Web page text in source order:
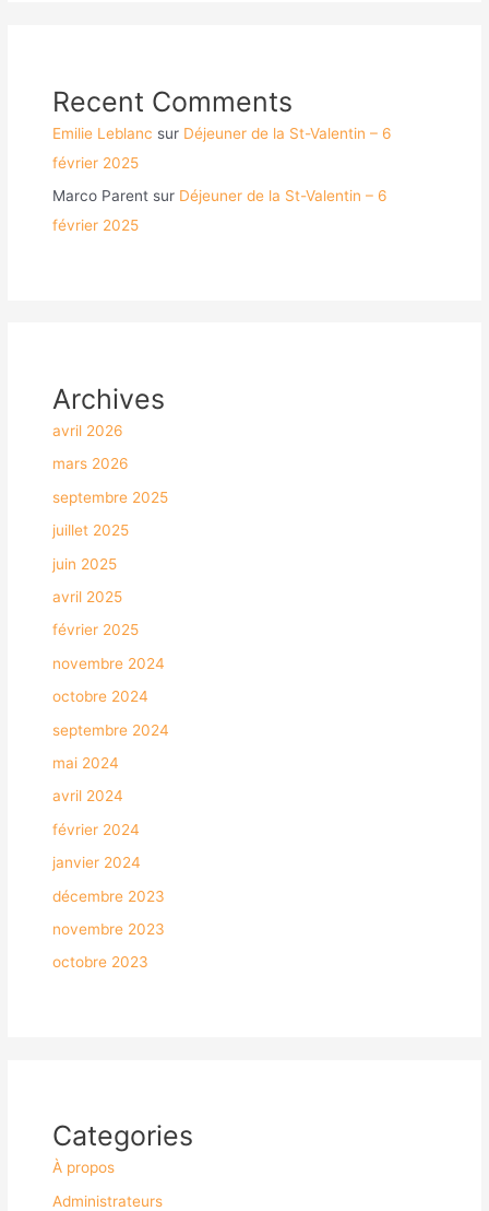
Recent Comments
Emilie Leblanc sur Déjeuner de la St-Valentin – 6
février 2025
Marco Parent sur Déjeuner de la St-Valentin – 6
février 2025
Archives
avril 2026
mars 2026
septembre 2025
juillet 2025
juin 2025
avril 2025
février 2025
novembre 2024
octobre 2024
septembre 2024
mai 2024
avril 2024
février 2024
janvier 2024
décembre 2023
novembre 2023
octobre 2023
Categories
À propos
Administrateurs